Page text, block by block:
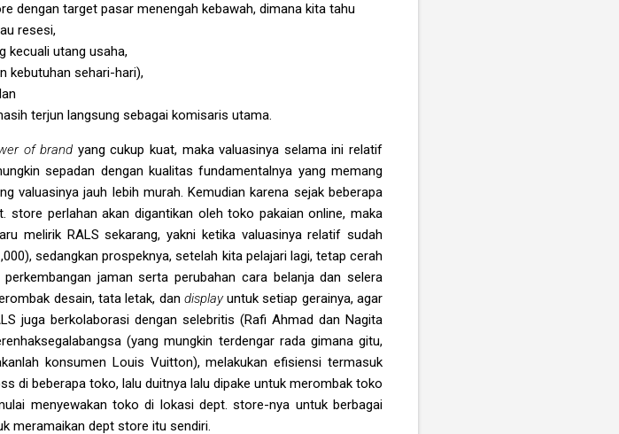
dengan target pasar menengah kebawah, dimana kita tahu
resesi,
kecuali utang usaha,
kebutuhan sehari-hari),
terjun langsung sebagai komisaris utama.
of brand yang cukup kuat, maka valuasinya selama ini relatif
sepadan dengan kualitas fundamentalnya yang memang
valuasinya jauh lebih murah. Kemudian karena sejak beberapa
store perlahan akan digantikan oleh toko pakaian online, maka
melirik RALS sekarang, yakni ketika valuasinya relatif sudah
sedangkan prospeknya, setelah kita pelajari lagi, tetap cerah
jaman serta perubahan cara belanja dan selera
desain, tata letak, dan displayuntuk setiap gerainya, agar
juga berkolaborasi dengan selebritis (Rafi Ahmad dan Nagita
(yang mungkin terdengar rada gimana gitu,
konsumen Louis Vuitton), melakukan efisiensi termasuk
di beberapa toko, lalu duitnya lalu dipake untuk merombak toko
menyewakan toko di lokasi dept. store-nya untuk berbagai
meramaikan dept store itu sendiri.